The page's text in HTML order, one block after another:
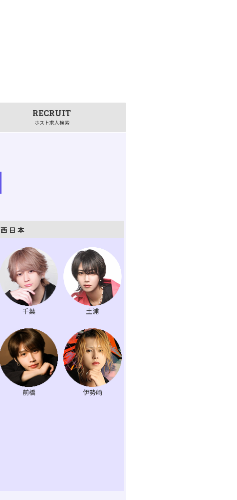
西日本
千葉 土浦
前橋 伊勢崎
RECRUIT
ホスト求人検索